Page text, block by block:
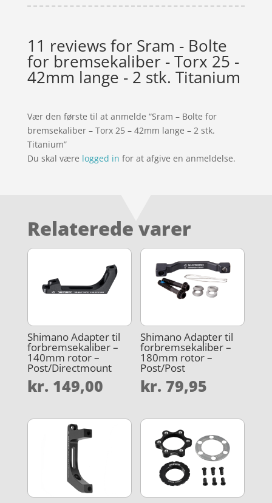
11 reviews for Sram - Bolte
for bremsekaliber - Torx 25 -
42mm lange - 2 stk. Titanium
Vær den første til at anmelde “Sram – Bolte for
bremsekaliber – Torx 25 – 42mm lange – 2 stk.
Titanium”
Du skal være logged in for at afgive en anmeldelse.
Relaterede varer
Shimano Adapter til
forbremsekaliber –
140mm rotor –
Post/Directmount
kr. 149,00
Shimano Adapter til
forbremsekaliber –
180mm rotor –
Post/Post
kr. 79,95